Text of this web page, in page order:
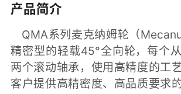
产品简介
QMA系列麦克纳姆轮（
精密型的轻载45°全向轮，每个
两个滚动轴承，使用高精度的工
客户提供高精密度、高品质要求